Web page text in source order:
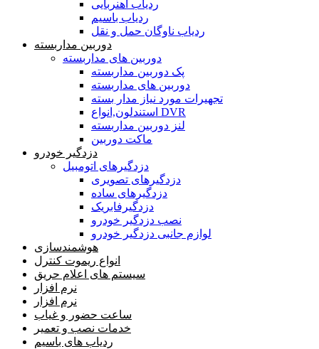
ردیاب آهنربایی
ردیاب باسیم
ردیاب ناوگان حمل و نقل
دوربین مداربسته
دوربین های مداربسته
پک دوربین مداربسته
دوربین های مداربسته
تجهیرات مورد نیاز مدار بسته
استندلون,انواع DVR
لنز دوربین مداربسته
ماکت دوربین
دزدگیر خودرو
دزدگیرهای اتومبیل
دزدگیرهای تصویری
دزدگیرهای ساده
دزدگیرفابریک
نصب دزدگیر خودرو
لوازم جانبی دزدگیر خودرو
هوشمندسازی
انواع ریموت کنترل
سیستم های اعلام حریق
نرم افزار
نرم افزار
ساعت حضور و غیاب
خدمات نصب و تعمیر
ردیاب های باسیم